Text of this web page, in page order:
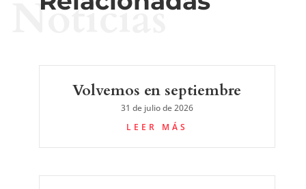
Noticias
Volvemos en septiembre
31 de julio de 2026
LEER MÁS